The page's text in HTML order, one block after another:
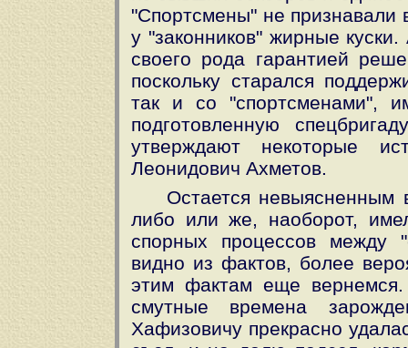
"Спортсмены" не признавали
у "законников" жирные
своего рода гарантией
поскольку старался
так и со "спортсменами",
подготовленную
утверждают некоторые
Леонидович Ахметов.
Остается невыясненным
либо или же, наоборот,
спорных процессов между
видно из фактов, более
этим фактам еще
смутные времена
Хафизовичу прекрасно